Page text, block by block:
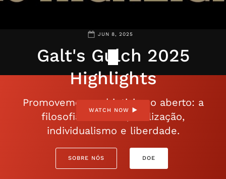
JUN 8, 2025
Galt's Gulch 2025
Highlights
WATCH NOW
Promovemos o objetivismo aberto: a
filosofia da razão, realização,
individualismo e liberdade.
SOBRE NÓS DOE